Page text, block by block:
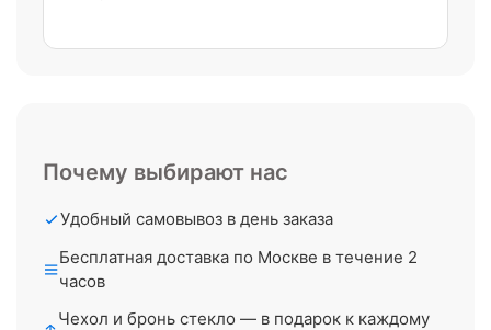
Почему выбирают нас
Удобный самовывоз в день заказа
Бесплатная доставка по Москве в течение 2
часов
Чехол и бронь стекло — в подарок к каждому